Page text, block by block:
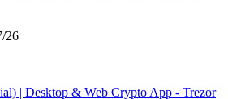
26
| Desktop & Web Crypto App - Trezor